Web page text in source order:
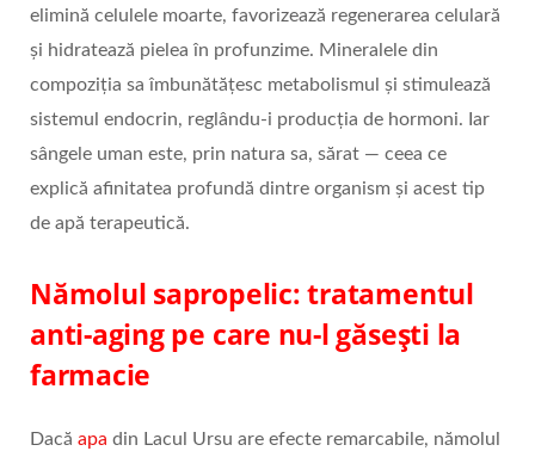
elimină celulele moarte, favorizează regenerarea celulară
şi hidratează pielea în profunzime. Mineralele din
compoziția sa îmbunătățesc metabolismul şi stimulează
sistemul endocrin, reglându-i producția de hormoni. Iar
sângele uman este, prin natura sa, sărat — ceea ce
explică afinitatea profundă dintre organism şi acest tip
de apă terapeutică.
Nămolul sapropelic: tratamentul
anti-aging pe care nu-l găseşti la
farmacie
Dacă apa din Lacul Ursu are efecte remarcabile, nămolul